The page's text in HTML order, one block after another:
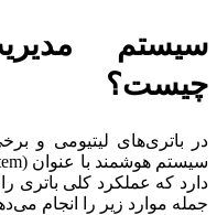
سیستم
چیست؟
در باتری‌های لیتیومی و
دارد که عملکرد کلی باتری
جمله موارد زیر را انجام